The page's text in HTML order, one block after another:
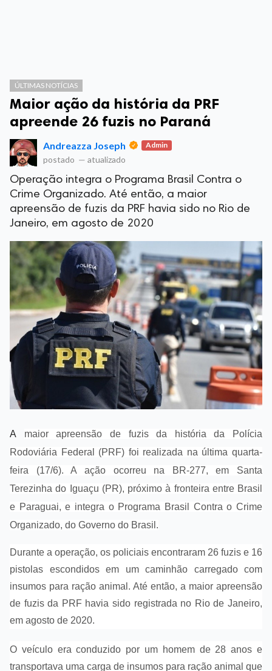
ÚLTIMAS NOTÍCIAS
Maior ação da história da PRF
apreende 26 fuzis no Paraná
Andreazza Joseph Admin
postado — atualizado
Operação integra o Programa Brasil Contra o
Crime Organizado. Até então, a maior
apreensão de fuzis da PRF havia sido no Rio de
Janeiro, em agosto de 2020
A maior apreensão de fuzis da história da Polícia
Rodoviária Federal (PRF) foi realizada na última quarta-
feira (17/6). A ação ocorreu na BR-277, em Santa
Terezinha do Iguaçu (PR), próximo à fronteira entre Brasil
e Paraguai, e integra o Programa Brasil Contra o Crime
Organizado, do Governo do Brasil.
Durante a operação, os policiais encontraram 26 fuzis e 16
pistolas escondidos em um caminhão carregado com
insumos para ração animal. Até então, a maior apreensão
de fuzis da PRF havia sido registrada no Rio de Janeiro,
em agosto de 2020.
O veículo era conduzido por um homem de 28 anos e
transportava uma carga de insumos para ração animal que